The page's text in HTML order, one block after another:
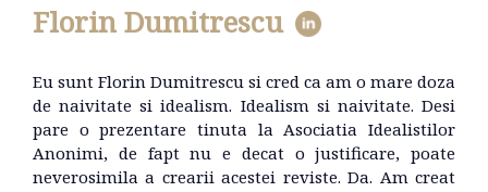
Florin Dumitrescu
Eu sunt Florin Dumitrescu si cred ca am o mare doza
de naivitate si idealism. Idealism si naivitate. Desi
pare o prezentare tinuta la Asociatia Idealistilor
Anonimi, de fapt nu e decat o justificare, poate
neverosimila a crearii acestei reviste. Da. Am creat